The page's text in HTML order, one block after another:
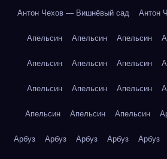
Антон Чехов — Вишнёвый сад Антон
Апельсин Апельсин Апельсин
Апельсин Апельсин Апельсин
Апельсин Апельсин Апельсин
Апельсин Апельсин Апельсин
Арбуз Арбуз Арбуз Арбуз Арбуз